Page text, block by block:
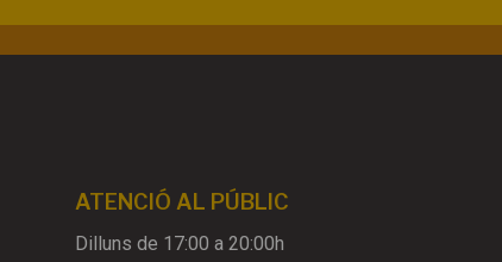
ATENCIÓ AL PÚBLIC
Dilluns de 17:00 a 20:00h